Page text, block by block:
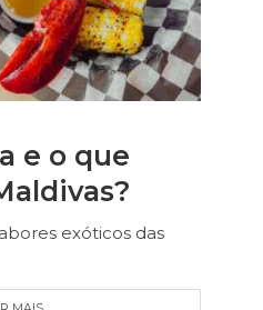
e o que
exóticos das